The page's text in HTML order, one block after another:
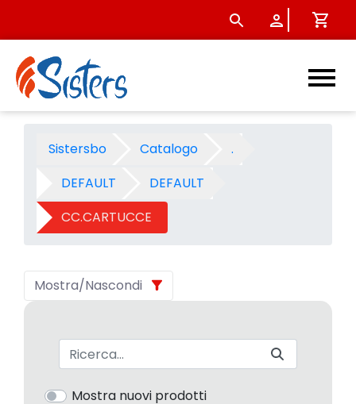
CC.CARTUCCE -
Sistersbo Catalogo
.
DEFAULT
DEFAULT
CC.CARTUCCE
Mostra/Nascondi
Barra di ricerca
Mostra nuovi prodotti